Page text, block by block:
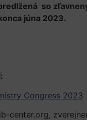
so
júna 2023.
Congress 2023
center.org,